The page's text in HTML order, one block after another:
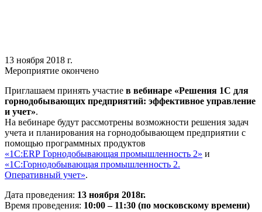
13 ноября 2018 г.
Мероприятие окончено
Приглашаем принять участие в вебинаре «Решения 1С для
горнодобывающих предприятий: эффективное управление
и учет».
На вебинаре будут рассмотрены возможности решения задач
учета и планирования на горнодобывающем предприятии с
помощью программных продуктов
«1С:ERP Горнодобывающая промышленность 2» и
«1С:Горнодобывающая промышленность 2.
Оперативный учет».
Дата проведения: 13 ноября 2018г.
Время проведения: 10:00 – 11:30 (по московскому времени)